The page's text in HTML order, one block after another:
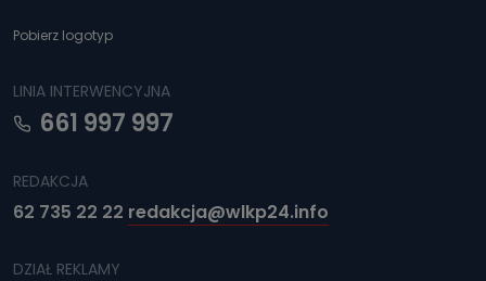
Pobierz logotyp
LINIA INTERWENCYJNA
661 997 997
REDAKCJA
62 735 22 22 redakcja@wlkp24.info
DZIAŁ REKLAMY